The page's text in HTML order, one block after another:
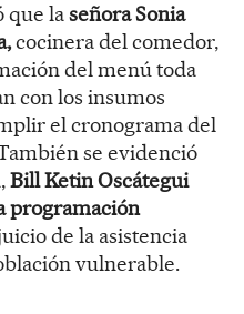
que laseñora Sonia
cocinera del comedor,
del menú toda
con los insumos
el cronograma del
se evidenció
Bill Ketin Oscátegui
programación
de la asistencia
vulnerable.